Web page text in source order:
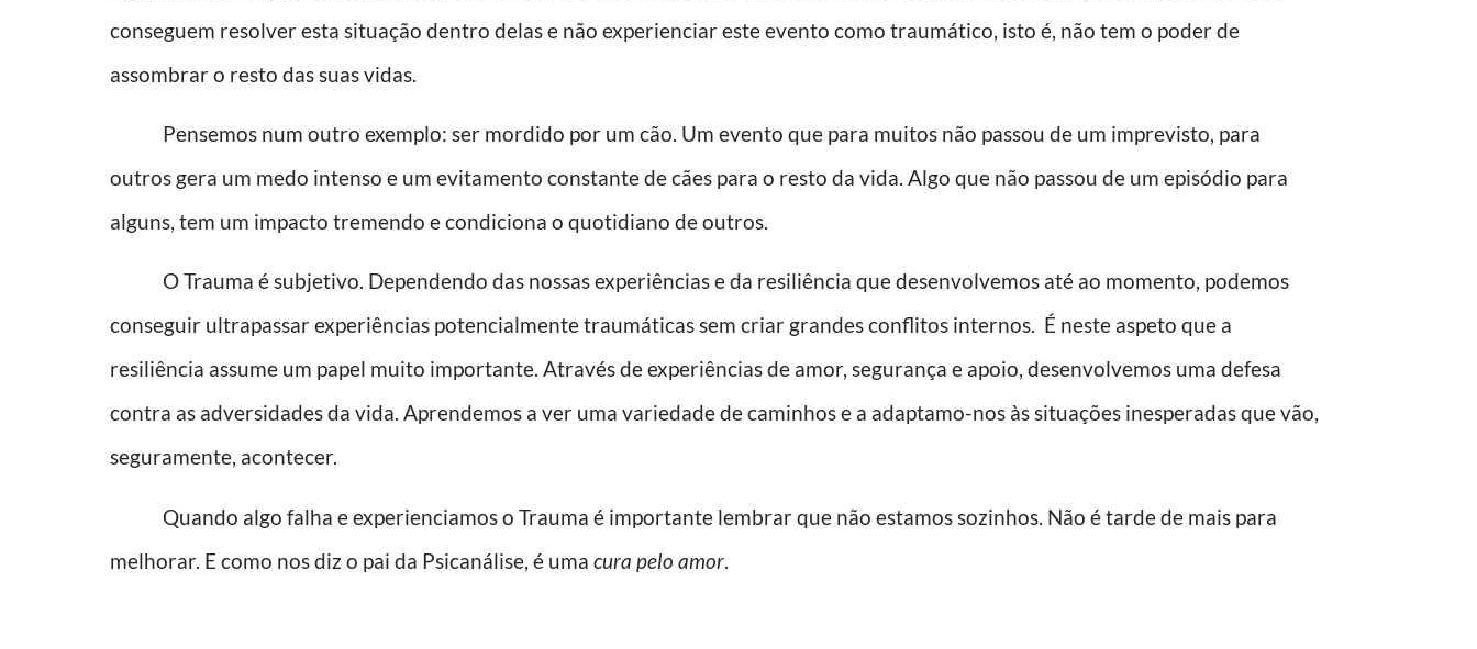
conseguem resolver esta situação dentro delas e não experienciar este evento como traumático, isto é, não tem o poder de
assombrar o resto das suas vidas.
Pensemos num outro exemplo: ser mordido por um cão. Um evento que para muitos não passou de um imprevisto, para
outros gera um medo intenso e um evitamento constante de cães para o resto da vida. Algo que não passou de um episódio para
alguns, tem um impacto tremendo e condiciona o quotidiano de outros.
O Trauma é subjetivo. Dependendo das nossas experiências e da resiliência que desenvolvemos até ao momento, podemos
conseguir ultrapassar experiências potencialmente traumáticas sem criar grandes conflitos internos. É neste aspeto que a
resiliência assume um papel muito importante. Através de experiências de amor, segurança e apoio, desenvolvemos uma defesa
contra as adversidades da vida. Aprendemos a ver uma variedade de caminhos e a adaptamo-nos às situações inesperadas que vão,
seguramente, acontecer.
Quando algo falha e experienciamos o Trauma é importante lembrar que não estamos sozinhos. Não é tarde de mais para
melhorar. E como nos diz o pai da Psicanálise, é uma cura pelo amor.